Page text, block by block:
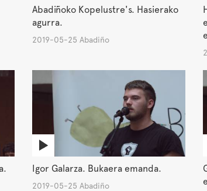
Abadiñoko Kopelustre's. Hasierako
agurra.
2019-05-25 Abadiño
Igor Galarza. Bukaera emanda.
2019-05-25 Abadiño